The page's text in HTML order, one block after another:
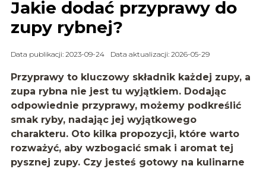
Jakie dodać przyprawy do
zupy rybnej?
Data publikacji: 2023-09-24 Data aktualizacji: 2026-05-29
Przyprawy to kluczowy składnik każdej zupy, a
zupa rybna nie jest tu wyjątkiem. Dodając
odpowiednie przyprawy, możemy podkreślić
smak ryby, nadając jej wyjątkowego
charakteru. Oto kilka propozycji, które warto
rozważyć, aby wzbogacić smak i aromat tej
pysznej zupy. Czy jesteś gotowy na kulinarne